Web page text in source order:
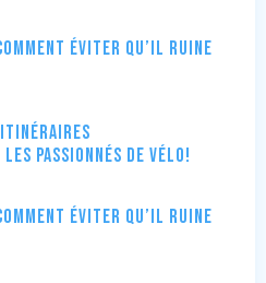
éviter qu’il ruine
itinéraires
passionnés de vélo!
éviter qu’il ruine